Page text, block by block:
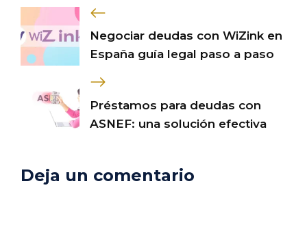
Negociar deudas con WiZink en
España guía legal paso a paso
Préstamos para deudas con
ASNEF: una solución efectiva
Deja un comentario